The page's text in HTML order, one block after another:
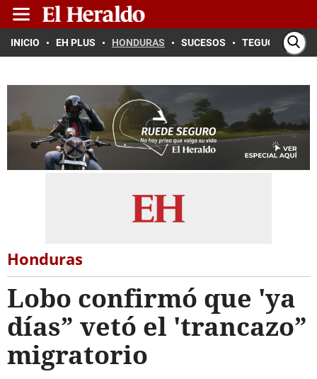
INICIO EH PLUS HONDURAS SUCESOS TEGUCIGALPA
Honduras
Lobo confirmó que 'ya
días” vetó el 'trancazo”
migratorio